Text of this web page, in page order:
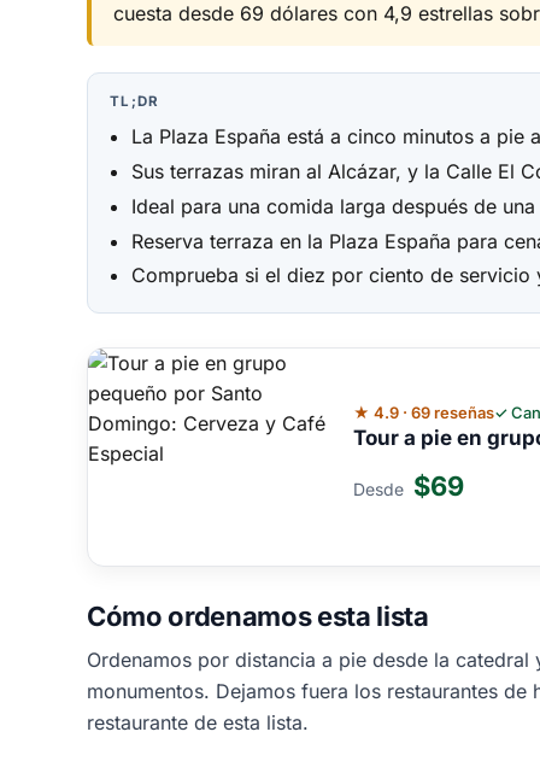
cuesta desde 69 dólares con 4,9 estrellas
TL;DR
La Plaza España está a cinco minutos a pie
Sus terrazas miran al Alcázar, y la Calle El
Ideal para una comida larga después de
Reserva terraza en la Plaza España para
Comprueba si el diez por ciento de
★ 4.9 · 69 reseñas✓
Tour a pie en
Desde $69
Cómo ordenamos esta lista
Ordenamos por distancia a pie desde la
monumentos. Dejamos fuera los restaurantes
restaurante de esta lista.